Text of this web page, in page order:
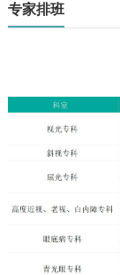
专家排班